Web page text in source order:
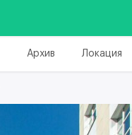
Архив Локация